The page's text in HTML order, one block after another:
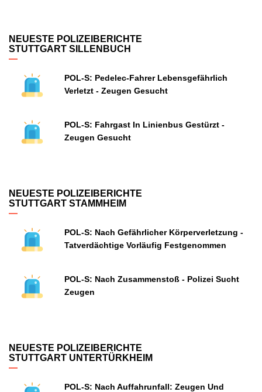
NEUESTE POLIZEIBERICHTE
STUTTGART SILLENBUCH
POL-S: Pedelec-Fahrer Lebensgefährlich
Verletzt - Zeugen Gesucht
POL-S: Fahrgast In Linienbus Gestürzt -
Zeugen Gesucht
NEUESTE POLIZEIBERICHTE
STUTTGART STAMMHEIM
POL-S: Nach Gefährlicher Körperverletzung -
Tatverdächtige Vorläufig Festgenommen
POL-S: Nach Zusammenstoß - Polizei Sucht
Zeugen
NEUESTE POLIZEIBERICHTE
STUTTGART UNTERTÜRKHEIM
POL-S: Nach Auffahrunfall: Zeugen Und